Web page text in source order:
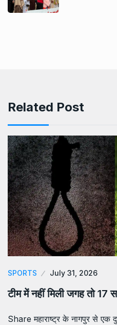
Related Post
SPORTS July 31, 2026
टीम में नहीं मिली जगह तो 17
Share महाराष्ट्र के नागपुर से एक